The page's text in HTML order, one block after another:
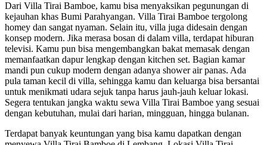
Dari Villa Tirai Bamboe, kamu bisa menyaksikan pegunungan di
kejauhan khas Bumi Parahyangan. Villa Tirai Bamboe tergolong
homey dan sangat nyaman. Selain itu, villa juga didesain dengan
konsep modern. Jika merasa bosan di dalam villa, terdapat hiburan
televisi. Kamu pun bisa mengembangkan bakat memasak dengan
memanfaatkan dapur lengkap dengan kitchen set. Bagian kamar
mandi pun cukup modern dengan adanya shower air panas. Ada
pula taman kecil di villa, sehingga kamu dan keluarga bisa bersantai
untuk menikmati udara sejuk tanpa harus jauh-jauh keluar lokasi.
Segera tentukan jangka waktu sewa Villa Tirai Bamboe yang sesuai
dengan kebutuhan, mulai dari harian, mingguan, hingga bulanan.
Terdapat banyak keuntungan yang bisa kamu dapatkan dengan